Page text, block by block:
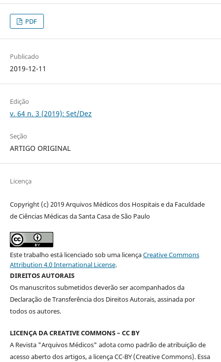
PDF
Publicado
2019-12-11
Edição
v. 64 n. 3 (2019): Set/Dez
Seção
ARTIGO ORIGINAL
Licença
Copyright (c) 2019 Arquivos Médicos dos Hospitais e da Faculdade
de Ciências Médicas da Santa Casa de São Paulo
Este trabalho está licenciado sob uma licençaCreative Commons
Attribution 4.0 International License.
DIREITOS AUTORAIS
Os manuscritos submetidos deverão ser acompanhados da
Declaração de Transferência dos Direitos Autorais, assinada por
todos os autores.
LICENÇA DA CREATIVE COMMONS – CC BY
A Revista "Arquivos Médicos" adota como padrão de atribuição de
acesso aberto dos artigos, a licença CC-BY (Creative Commons). Essa